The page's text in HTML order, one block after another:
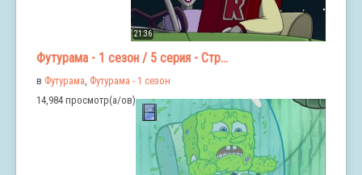
21:36
Футурама - 1 сезон / 5 серия - Стр...
в Футурама Футурама - 1 сезон
14,984 просмотр(а/ов)